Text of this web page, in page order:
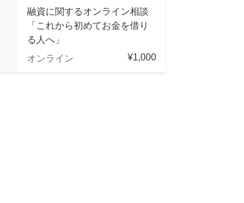
融資に関するオンライン相談
「これから初めてお金を借り
る人へ」
オンライン
¥1,000